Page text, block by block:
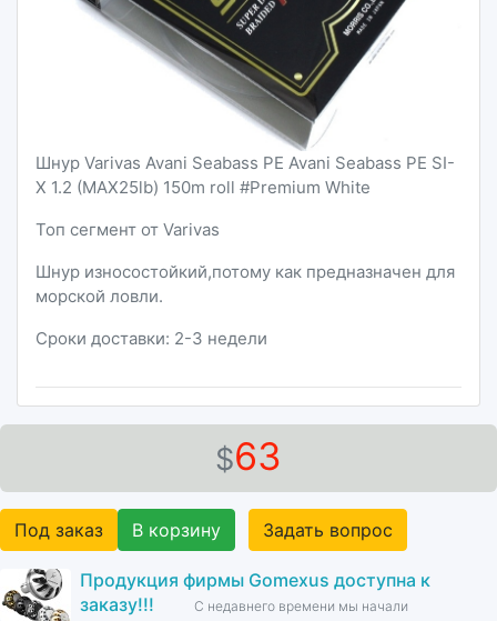
$63
Под заказ В корзину Задать вопрос
Продукция фирмы Gomexus доступна к
заказу!!!
С недавнего времени мы начали
Шнур Varivas Avani Seabass PE Avani Seabass PE SI-
X 1.2 (MAX25lb) 150m roll #Premium White
Топ сегмент от Varivas
Шнур износостойкий,потому как предназначен для
морской ловли.
Сроки доставки: 2-3 недели